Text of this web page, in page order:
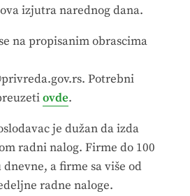
izjutra narednog dana.
na propisanim obrascima
Potrebni
ovde.
je dužan da izda
radni nalog. Firme do 100
a firme sa više od
radne naloge.